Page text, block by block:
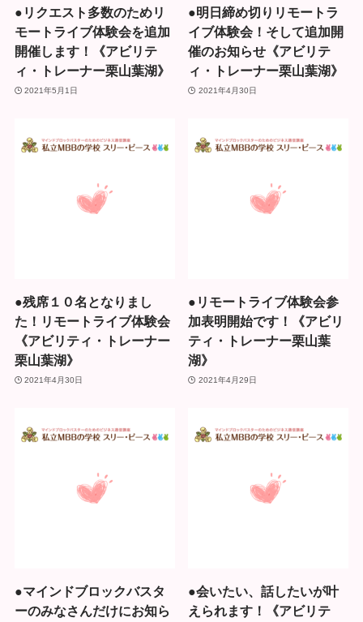
●リクエスト多数のためリ
モートライブ体験会を追加
開催します！《アビリテ
ィ・トレーナー栗山葉湖》
2021年5月1日
●明日締め切りリモートラ
イブ体験会！そして追加開
催のお知らせ《アビリテ
ィ・トレーナー栗山葉湖》
2021年4月30日
●残席１０名となりまし
た！リモートライブ体験会
《アビリティ・トレーナー
栗山葉湖》
2021年4月30日
●リモートライブ体験会参
加表明開始です！《アビリ
ティ・トレーナー栗山葉
湖》
2021年4月29日
●マインドブロックバスタ
ーのみなさんだけにお知ら
●会いたい、話したいが叶
えられます！《アビリテ